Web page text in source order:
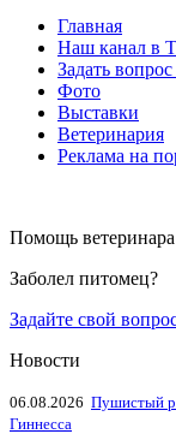
Главная
Наш канал в
Задать
Фото
Выставки
Ветеринария
Реклама на
Помощь ветеринара
Заболел питомец?
Задайте свой
Новости
06.08.2026 Пушистый
Гиннесса